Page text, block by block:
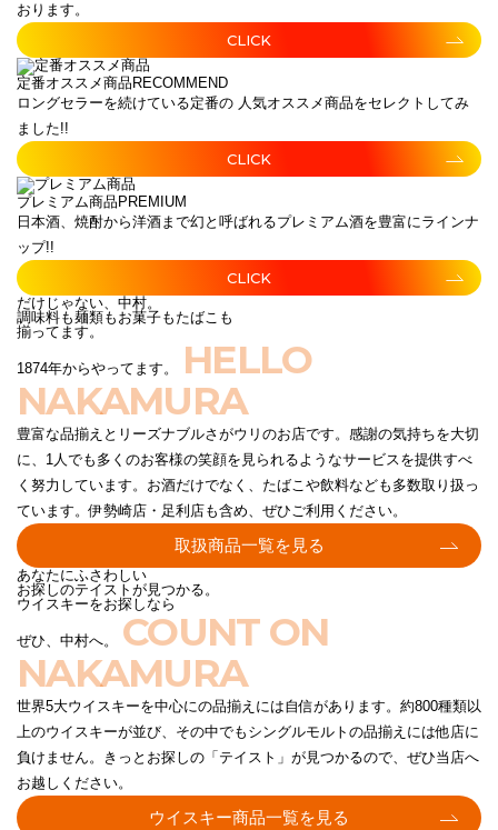
おります。
CLICK
定番オススメ商品 RECOMMEND
ロングセラーを続けている定番の 人気オススメ商品をセレクトしてみ
ました!!
CLICK
プレミアム商品 PREMIUM
日本酒、焼酎から洋酒まで幻と呼ばれるプレミアム酒を豊富にラインナ
ップ!!
CLICK
だけじゃない、中村。
調味料も麺類もお菓子もたばこも
揃ってます。
1874年からやってます。
HELLO
NAKAMURA
豊富な品揃えとリーズナブルさがウリのお店です。感謝の気持ちを大切
に、1人でも多くのお客様の笑顔を見られるようなサービスを提供すべ
く努力しています。お酒だけでなく、たばこや飲料なども多数取り扱っ
ています。伊勢崎店・足利店も含め、ぜひご利用ください。
取扱商品一覧を見る
あなたにふさわしい
お探しのテイストが見つかる。
ウイスキーをお探しなら
ぜひ、中村へ。 COUNT ON
NAKAMURA
世界5大ウイスキーを中心にの品揃えには自信があります。約800種類以
上のウイスキーが並び、その中でもシングルモルトの品揃えには他店に
負けません。きっとお探しの「テイスト」が見つかるので、ぜひ当店へ
お越しください。
ウイスキー商品一覧を見る